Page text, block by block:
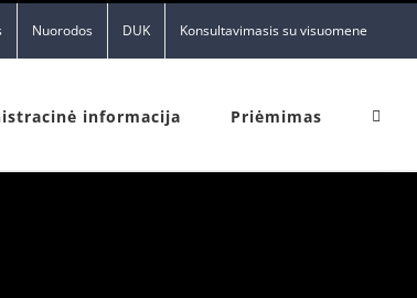
Nuorodos DUK Konsultavimasis su visuomene
informacija Priėmimas